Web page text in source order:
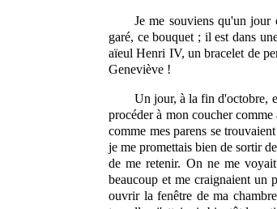
Je me souviens qu'un jour
garé, ce bouquet ; il est dans
aïeul Henri IV, un bracelet de
Geneviève !
Un jour, à la fin d'octobre,
procéder à mon coucher
comme mes parens se
je me promettais bien de sortir
de me retenir. On ne me
beaucoup et me craignaient un
ouvrir la fenêtre de ma